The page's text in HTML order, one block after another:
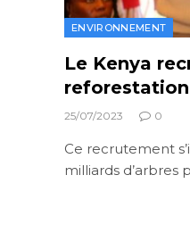
ENVIRONNEMENT
Le Kenya
reforestation
25/07/2023 0
Ce recrutement
milliards d’arbres